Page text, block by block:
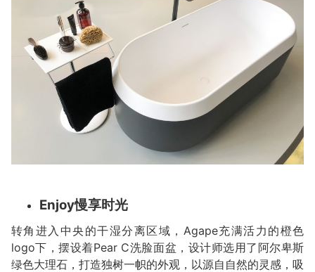
Enjoy慢享时光
转角进入中央的干湿分离区域，Agape充满活力的橙色
logo下，摆设着Pear C洗脸面盆，设计师选用了阿尔卑斯
绿色大理石，打造独树一帜的外观，以源自自然的灵感，吸